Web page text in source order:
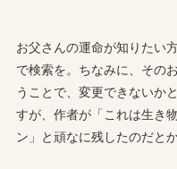
お父さんの運命が知りたい
で検索を。ちなみに、その
うことで、変更できないか
すが、作者が「これは生き
ン」と頑なに残したのだとか